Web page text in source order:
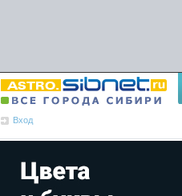
Вход